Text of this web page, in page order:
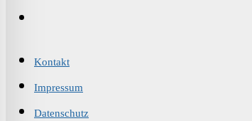
Kontakt
Impressum
Datenschutz